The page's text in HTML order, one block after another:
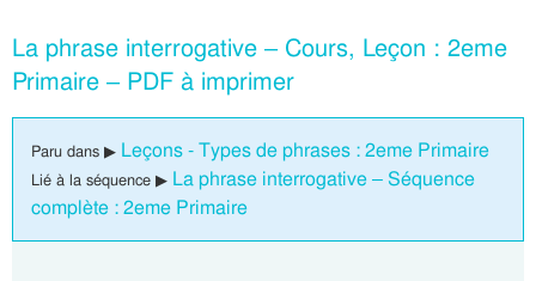
La phrase interrogative – Cours, Leçon : 2eme
Primaire – PDF à imprimer
Paru dans ▶ Leçons - Types de phrases : 2eme Primaire
Lié à la séquence ▶ La phrase interrogative – Séquence
complète : 2eme Primaire